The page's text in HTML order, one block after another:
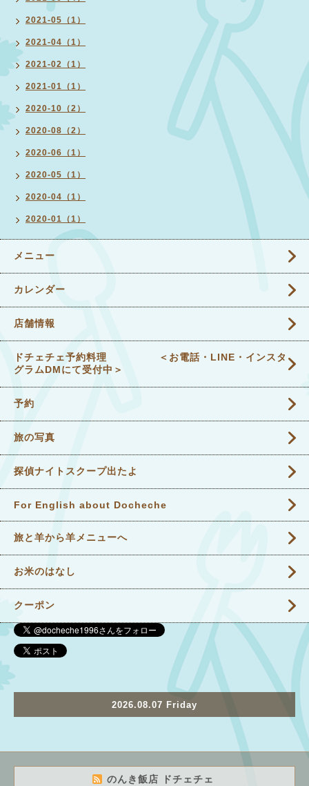
2021-05（1）
2021-04（1）
2021-02（1）
2021-01（1）
2020-10（2）
2020-08（2）
2020-06（1）
2020-05（1）
2020-04（1）
2020-01（1）
メニュー
カレンダー
店舗情報
ドチェチェ予約料理 ＜お電話・LINE・インスタ
グラムDMにて受付中＞
予約
旅の写真
探偵ナイトスクープ出たよ
For English about Docheche
旅と羊から羊メニューへ
お米のはなし
クーポン
2026.08.07 Friday
のんき飯店 ドチェチェ